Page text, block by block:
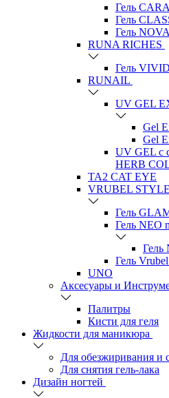
Гель
Гель
Гель NOVA
RUNA RICHES
Гель
RUNAIL
UV GEL
Gel
Gel
UV GEL с
HERB
TA2 CAT EYE
VRUBEL STYLE
Гель
Гель NEO
Гель
Гель
UNO
Аксесуары и
Палитры
Кисти для геля
Жидкости для маникюра
Для обезжиривания и
Для снятия гель-лака
Дизайн ногтей